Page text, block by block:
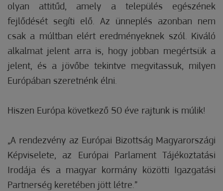
olyan attitűd, amely a település egészének
fejlődését segíti elő. Az ünneplés azonban nem
csak a múltban elért eredményeknek szól. Kiváló
alkalmat jelent arra is, hogy jobban megértsük a
jelent, és a jövőbe tekintve megvitassuk, milyen
Európában szeretnénk élni.
Hiszen Európa következő 50 éve rajtunk is múlik!
„A rendezvény az Európai Bizottság Magyarországi
Képviselete, az Európai Parlament Tájékoztatási
Irodája és a magyar kormány közötti Igazgatási
Partnerség keretében jött létre.”